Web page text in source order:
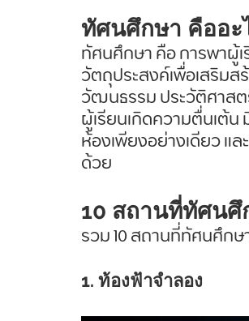
ทัศนศึกษา คืออะ
ทัศนศึกษา คือ การพาผู้
วัตถุประสงค์เพื่อเสริมส
วัฒนธรรม ประวัติศาสต
ผู้เรียนเกิดความตื่นเต้น
ห้องเพียงอย่างเดียว
ด้วย
10 สถานที่ทัศนศึ
รวม 10 สถานที่ทัศนศึก
1. ท้องฟ้าจำลอง